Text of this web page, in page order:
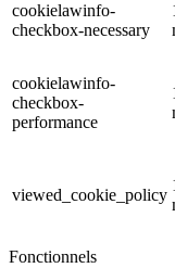
cookielawinfo-
checkbox-necessary
cookielawinfo-
checkbox-
performance
viewed_cookie_policy
Fonctionnels